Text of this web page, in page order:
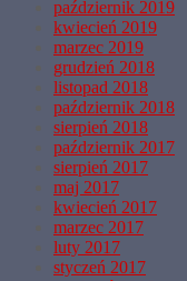
październik 2019
kwiecień 2019
marzec 2019
grudzień 2018
listopad 2018
październik 2018
sierpień 2018
październik 2017
sierpień 2017
maj 2017
kwiecień 2017
marzec 2017
luty 2017
styczeń 2017